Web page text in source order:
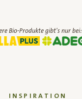
Bio-Produkte gibt's nur bei:
INSPIRATION